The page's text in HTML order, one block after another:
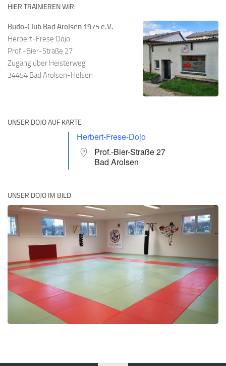
HIER TRAINIEREN WIR:
Budo-Club Bad Arolsen 1975 e.V.
Herbert-Frese Dojo
Prof.-Bier-Straße 27
Zugang über Heisterweg
34454 Bad Arolsen-Helsen
UNSER DOJO AUF KARTE
Herbert-Frese-Dojo
Prof.-Bier-Straße 27
Bad Arolsen
UNSER DOJO IM BILD